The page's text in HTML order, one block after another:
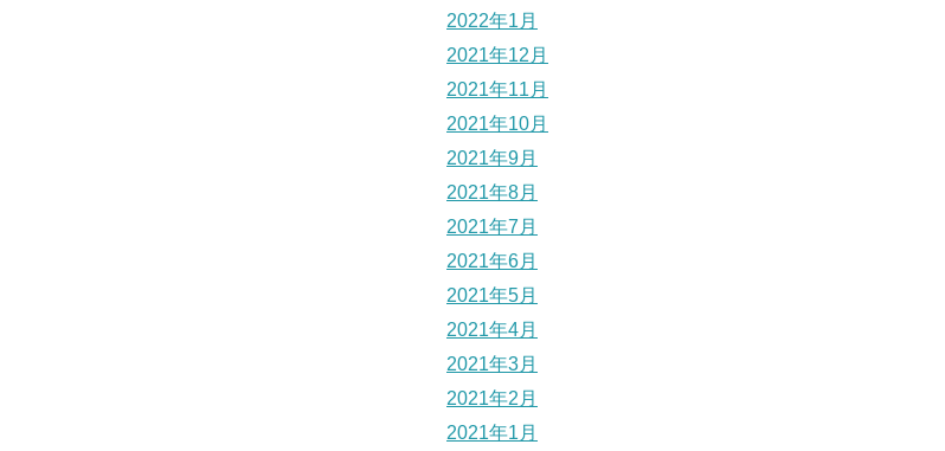
2022年1月
2021年12月
2021年11月
2021年10月
2021年9月
2021年8月
2021年7月
2021年6月
2021年5月
2021年4月
2021年3月
2021年2月
2021年1月